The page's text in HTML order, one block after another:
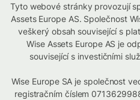
Tyto webové stránky provozují
Assets Europe AS. Společnost
veškerý obsah související s
Wise Assets Europe AS je
související s investičními
Wise Europe SA je společnost
registračním číslem